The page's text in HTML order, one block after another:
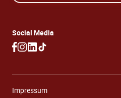
Social Media
Impressum